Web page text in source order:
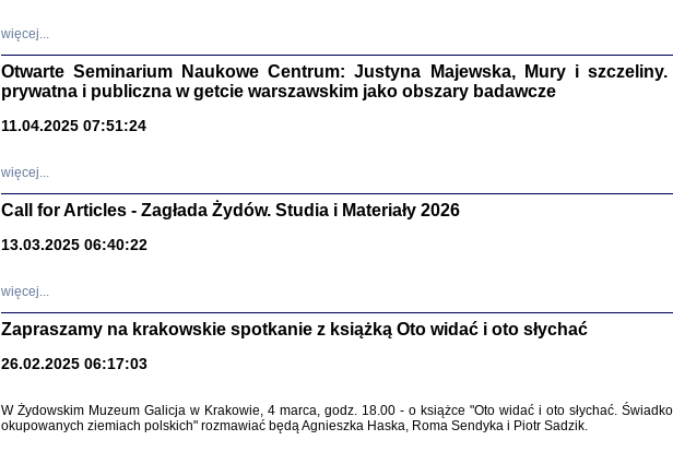
Stanisław Adler, oprac. i wstępem opatrzyła
Warszawa 2018
więcej...
Otwarte Seminarium Naukowe Centrum: Justyna Majewska, Mury i szczeliny.
prywatna i publiczna w getcie warszawskim jako obszary badawcze
11.04.2025 07:51:24
więcej...
Call for Articles - Zagłada Żydów. Studia i Materiały 2026
13.03.2025 06:40:22
więcej...
Zapraszamy na krakowskie spotkanie z książką Oto widać i oto słychać
26.02.2025 06:17:03
W Żydowskim Muzeum Galicja w Krakowie, 4 marca, godz. 18.00 - o książce "Oto widać i oto słychać.
okupowanych ziemiach polskich" rozmawiać będą Agnieszka Haska, Roma Sendyka i Piotr Sadzik.